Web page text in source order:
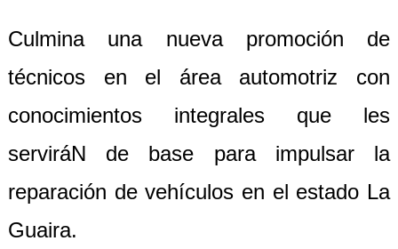
Culmina una nueva promoción de
técnicos en el área automotriz con
conocimientos integrales que les
serviráN de base para impulsar la
reparación de vehículos en el estado La
Guaira.